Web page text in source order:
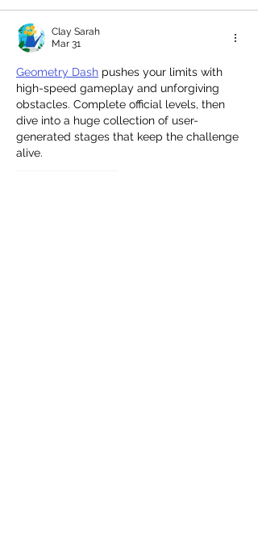
Clay Sarah
Mar 31
Geometry Dash pushes your limits with
high-speed gameplay and unforgiving
obstacles. Complete official levels, then
dive into a huge collection of user-
generated stages that keep the challenge
alive.